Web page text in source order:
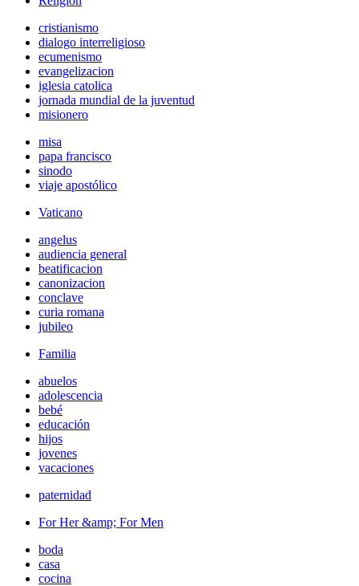
cristianismo
dialogo interreligioso
ecumenismo
evangelizacion
iglesia catolica
jornada mundial de la juventud
misionero
misa
papa francisco
sinodo
viaje apostólico
Vaticano
angelus
audiencia general
beatificacion
canonizacion
conclave
curia romana
jubileo
Familia
abuelos
adolescencia
bebé
educación
hijos
jovenes
vacaciones
paternidad
For Her &amp; For Men
boda
casa
cocina